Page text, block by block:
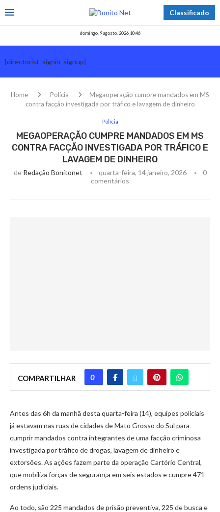
Classificado
domingo, 9 agosto, 2026 10:46
[directorist_signin_signup]
Home Polícia
Megaoperação cumpre mandados em MS
contra facção investigada por tráfico e lavagem de dinheiro
Polícia
MEGAOPERAÇÃO CUMPRE MANDADOS EM MS
CONTRA FACÇÃO INVESTIGADA POR TRÁFICO E
LAVAGEM DE DINHEIRO
de Redação Bonitonet quarta-feira, 14 janeiro, 2026
0
comentários
COMPARTILHAR 0
Antes das 6h da manhã desta quarta-feira (14), equipes policiais
já estavam nas ruas de cidades de Mato Grosso do Sul para
cumprir mandados contra integrantes de uma facção criminosa
investigada por tráfico de drogas, lavagem de dinheiro e
extorsões. As ações fazem parte da operação Cartório Central,
que mobiliza forças de segurança em seis estados e cumpre 471
ordens judiciais.
Ao todo, são 225 mandados de prisão preventiva, 225 de busca e